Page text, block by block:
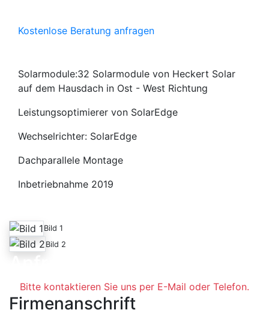
Kostenlose Beratung anfragen
Solarmodule:32 Solarmodule von Heckert Solar
auf dem Hausdach in Ost - West Richtung
Leistungsoptimierer von SolarEdge
Wechselrichter: SolarEdge
Dachparallele Montage
Inbetriebnahme 2019
Bild 1
Bild 2
Bitte kontaktieren Sie uns per E-Mail oder Telefon.
Firmenanschrift